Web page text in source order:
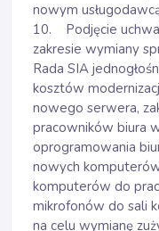
nowym
10. Podjęcie
zakresie wymiany
Rada SIA
kosztów
nowego serwera,
pracowników biura
oprogramowania
nowych
komputerów do
mikrofonów do sali
na celu wymianę